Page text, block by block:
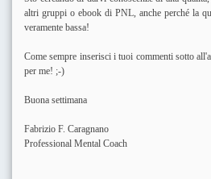
altri gruppi o ebook di PNL, anche perché la
veramente bassa!
Come sempre inserisci i tuoi commenti sotto
per me! ;-)
Buona settimana
Fabrizio F. Caragnano
Professional Mental Coach